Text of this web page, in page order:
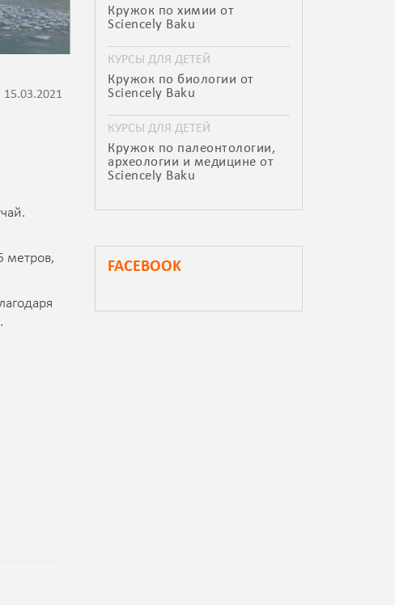
15.03.2021
метров,
Кружок по химии от
Sciencely Baku
КУРСЫ ДЛЯ ДЕТЕЙ
Кружок по биологии от
Sciencely Baku
КУРСЫ ДЛЯ ДЕТЕЙ
Кружок по палеонтологии,
археологии и медицине от
Sciencely Baku
FACEBOOK